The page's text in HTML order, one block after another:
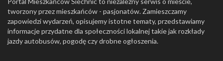
tworzony przez mieszkańców - pasjonatów. Zamieszczamy
zapowiedzi wydarzeń, opisujemy istotne tematy, przedstawiamy
informacje przydatne dla społeczności lokalnej takie jak rozkłady
jazdy autobusów, pogodę czy drobne ogłoszenia.